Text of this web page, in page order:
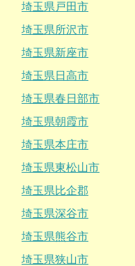
埼玉県戸田市
埼玉県所沢市
埼玉県新座市
埼玉県日高市
埼玉県春日部市
埼玉県朝霞市
埼玉県本庄市
埼玉県東松山市
埼玉県比企郡
埼玉県深谷市
埼玉県熊谷市
埼玉県狭山市